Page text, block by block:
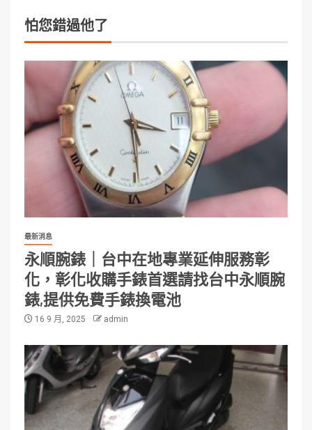
怕您錯過他了
最新消息
永順腕錶｜台中在地專業延伸服務彰
化，彰化收購手錶首選請找台中永順腕
錶,提供免費手錶換電池
16 9 月, 2025 admin